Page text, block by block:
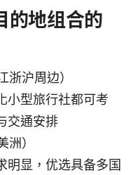
的地组合的
浙沪周边）
小型旅行社都可考
交通安排
洲）
明显，优选具备多国